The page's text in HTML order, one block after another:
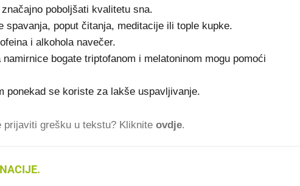
poboljšati kvalitetu sna.
spavanja, poput čitanja, meditacije ili tople kupke.
i alkohola navečer.
bogate triptofanom i melatoninom mogu pomoći
ponekad se koriste za lakše uspavljivanje.
grešku u tekstu? Kliknite ovdje.